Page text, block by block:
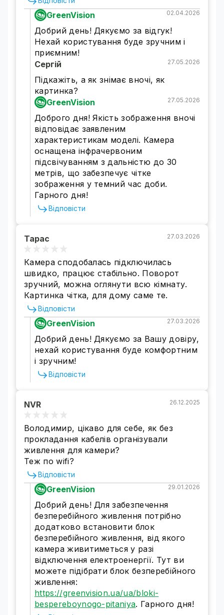
Повне зображення з охопленням
Переглядайте всі кути та усувайте сліпі
зони за допомогою вертикального та
горизонтального обертання камери.
Збільшуйте або зменшуйте цифрове
зображення, щоб побачити кожну деталь
поблизу або далеко.Камера з двома
об'єктивами – 3МП + 3МП.Камеру можна
встановити на стелю, стіну чи стовп за
допомогою універсального монтажного
кронштейна.
Високий рівень всепогодного
захисту
IP камера зовнішнього спостереження має
високий рівень захисту від шкідливих впливів
навколишнього середовища -
не вплине на роботу камери.
Надійний спосіб зберігання архівів
IP камера 6MP GreenVision обладнана слотом
для SD-карти. Такий спосіб архівації зручний,
тому що можна легко переносити необхідні
файли на інші носії та зберігати їх необхідну
GreenVision 02.04.2026
Добрий день! Дякуємо за відгук!
Нехай користування буде зручним і
приємним!
Сергій
27.05.2026
Підкажіть, а як знімає вночі, як
картинка?
GreenVision
27.05.2026
Доброго дня! Якість зображення вночі
відповідає заявленим
характеристикам моделі. Камера
оснащена інфрачервоним
підсвічуванням з дальністю до 30
метрів, що забезпечує чітке
зображення у темний час доби.
Гарного дня!
Відповісти
Тарас 27.03.2026
Камера сподобалась підключилась
швидко, працює стабільно. Поворот
зручний, можна оглянути всю кімнату.
Картинка чітка, для дому саме те.
Відповісти
GreenVision 27.03.2026
Добрий день! Дякуємо за Вашу довіру,
нехай користування буде комфортним
і зручним!
Відповісти
NVR 26.12.2025
Володимир, цікаво для себе, як без
прокладання кабелів організували
живлення для камери?
Теж по wifi?
Відповісти
GreenVision 29.01.2026
Добрий день! Для забезпечення
безперебійного живлення потрібно
додатково встановити блок
безперебійного живлення, від якого
камера живитиметься у разі
відключення електроенергії. Тут ви
можете підібрати блок безперебійного
живлення:
https://greenvision.ua/ua/bloki-
bespereboynogo-pitaniya. Гарного дня!